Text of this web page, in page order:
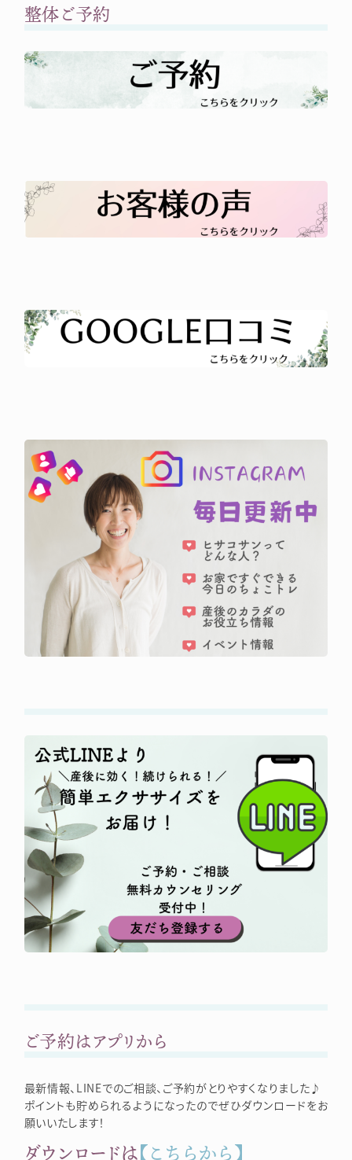
整体ご予約
ご予約はアプリから
最新情報、LINEでのご相談、ご予約がとりやすくなりました♪
ポイントも貯められるようになったのでぜひダウンロードをお
願いいたします！
ダウンロードは【こちらから】